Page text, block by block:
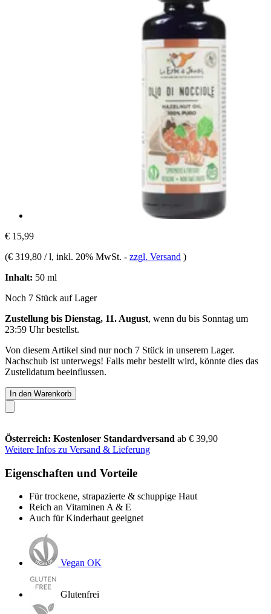
€ 15,99
(€ 319,80 / l, inkl. 20% MwSt. - zzgl. Versand )
Inhalt: 50 ml
Noch 7 Stück auf Lager
Zustellung bis Dienstag, 11. August, wenn du bis Sonntag um
23:59 Uhrbestellst.
Von diesem Artikel sind nur noch 7 Stück in unserem Lager.
Nachschub ist unterwegs! Falls mehr bestellt wird, könnte dies das
Zustelldatum beeinflussen.
In den Warenkorb
Österreich: Kostenloser Standardversand ab € 39,90
Weitere Infos zu Versand & Lieferung
Eigenschaften und Vorteile
Für trockene, strapazierte & schuppige Haut
Reich an Vitaminen A & E
Auch für Kinderhaut geeignet
Vegan OK
Glutenfrei